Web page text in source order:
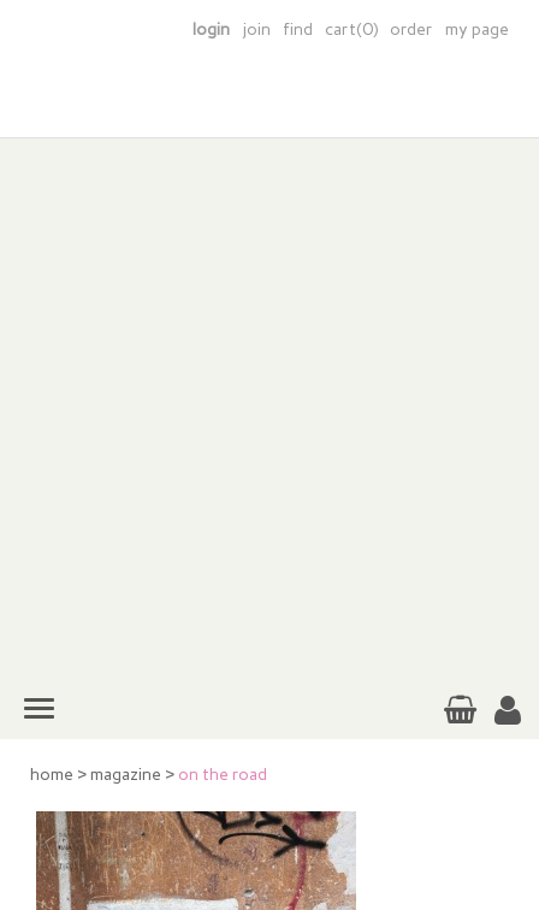
login join find cart(0) order my page
home >magazine > on the road